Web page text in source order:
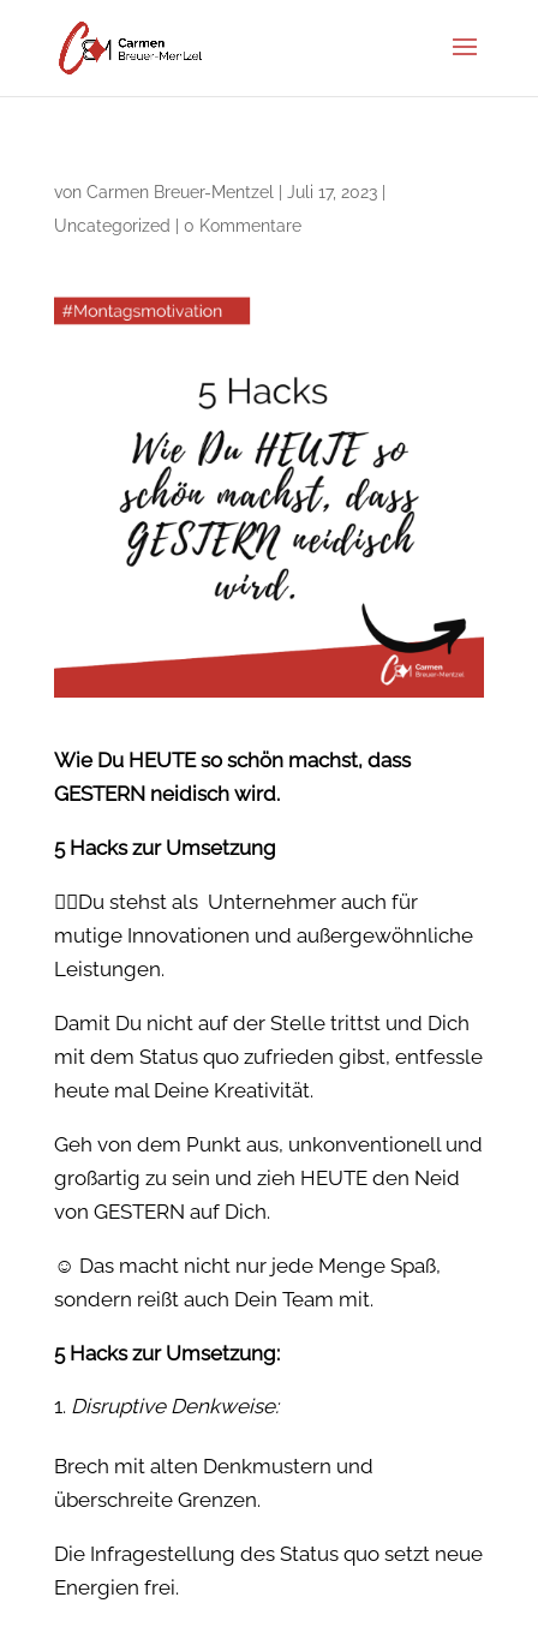
von Carmen Breuer-Mentzel Juli 17, 2023|
Uncategorized
0 Kommentare
Wie Du HEUTE so schön machst, dass
GESTERN neidisch wird.
5 Hacks zur Umsetzung
👉🏻Du stehst als Unternehmer auch für
mutige Innovationen und außergewöhnliche
Leistungen.
Damit Du nicht auf der Stelle trittst und Dich
mit dem Status quo zufrieden gibst, entfessle
heute mal Deine Kreativität.
Geh von dem Punkt aus, unkonventionell und
großartig zu sein und zieh HEUTE den Neid
von GESTERN auf Dich.
☺️ Das macht nicht nur jede Menge Spaß,
sondern reißt auch Dein Team mit.
5 Hacks zur Umsetzung:
Disruptive Denkweise:
Brech mit alten Denkmustern und
überschreite Grenzen.
Die Infragestellung des Status quo setzt neue
Energien frei.